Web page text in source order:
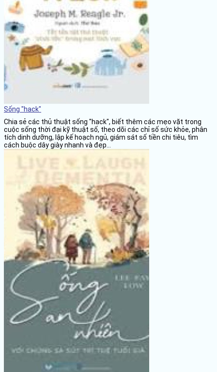
Sống "hack"
Chia sẻ các thủ thuật sống "hack", biết thêm các mẹo vặt trong
cuộc sống thời đại kỹ thuật số, theo dõi các chỉ số sức khỏe, phân
tích dinh dưỡng, lập kế hoạch ngủ, giám sát số tiền chi tiêu, tìm
cách buộc dây giày nhanh và đẹp...